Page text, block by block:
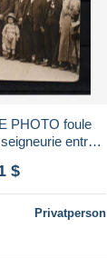
PHOTO foule
entrée
$
Privatperson